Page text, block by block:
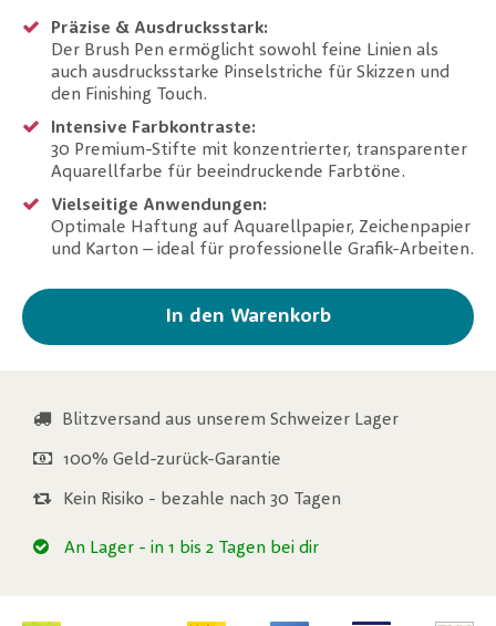
Präzise & Ausdrucksstark:
Der Brush Pen ermöglicht sowohl feine Linien als
auch ausdrucksstarke Pinselstriche für Skizzen und
den Finishing Touch.
Intensive Farbkontraste:
30 Premium-Stifte mit konzentrierter, transparenter
Aquarellfarbe für beeindruckende Farbtöne.
Vielseitige Anwendungen:
Optimale Haftung auf Aquarellpapier, Zeichenpapier
und Karton – ideal für professionelle Grafik-Arbeiten.
In den Warenkorb
Blitzversand aus unserem Schweizer Lager
100% Geld-zurück-Garantie
Kein Risiko - bezahle nach 30 Tagen
An Lager - in 1 bis 2 Tagen bei dir